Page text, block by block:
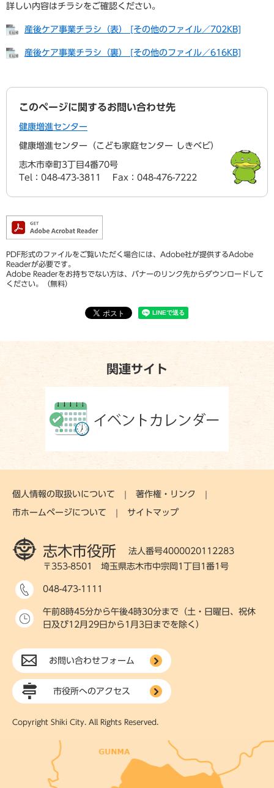
詳しい内容はチラシをご確認ください。
産後ケア事業チラシ（表） [その他のファイル／702KB]
産後ケア事業チラシ（裏） [その他のファイル／616KB]
このページに関するお問い合わせ先
健康増進センター
健康増進センター（こども家庭センター しきベビ）
志木市幸町3丁目4番70号
Tel：048-473-3811
Fax：048-476-7222
PDF形式のファイルをご覧いただく場合には、Adobe社が提供するAdobe
Readerが必要です。
Adobe Readerをお持ちでない方は、バナーのリンク先からダウンロードして
ください。（無料）
関連サイト
個人情報の取扱いについて 著作権・リンク
市ホームページについて サイトマップ
志木市役所
法人番号4000020112283
〒353-8501 埼玉県志木市中宗岡1丁目1番1号
048-473-1111
午前8時45分から午後4時30分まで（土・日曜日、祝休
日及び12月29日から1月3日までを除く）
お問い合わせフォーム
市役所へのアクセス
Copyright Shiki City. All Rights Reserved.